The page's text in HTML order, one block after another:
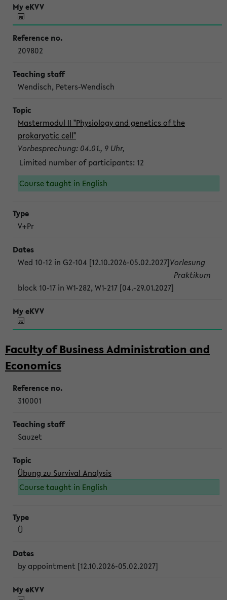
209802
Wendisch, Peters-Wendisch
Mastermodul II "Physiology and genetics of the
prokaryotic cell"
Vorbesprechung: 04.01., 9 Uhr,
Limited number of participants: 12
Course taught in English
V+Pr
Wed 10-12 in G2-104 [12.10.2026-05.02.2027]Vorlesung
block 10-17 in W1-282, W1-217 [04.-29.01.2027]
Praktikum
Faculty of Business Administration and
Economics
310001
Sauzet
Übung zu Survival Analysis
Course taught in English
Ü
by appointment [12.10.2026-05.02.2027]